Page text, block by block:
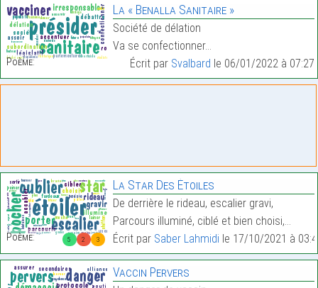
Poème:
La « Benalla Sanitaire »
Société de délation
Va se confectionner…
Écrit par Svalbard le 06/01/2022 à 07:27
5 2 3
Poème:
La Star Des Étoiles
De derrière le rideau, escalier gravi,
Parcours illuminé, ciblé et bien choisi,…
Écrit par Saber Lahmidi le 17/10/2021 à
Vaccin Pervers